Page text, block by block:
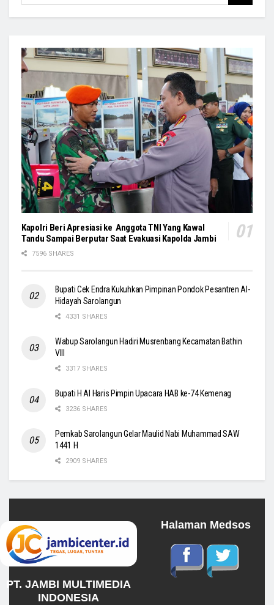
Kapolri Beri Apresiasi ke Anggota TNI Yang Kawal
Tandu Sampai Berputar Saat Evakuasi Kapolda Jambi
7596 SHARES
Bupati Cek Endra Kukuhkan Pimpinan Pondok Pesantren Al-
Hidayah Sarolangun
4331 SHARES
Wabup Sarolangun Hadiri Musrenbang Kecamatan Bathin
VIII
3317 SHARES
Bupati H Al Haris Pimpin Upacara HAB ke-74 Kemenag
3236 SHARES
Pemkab Sarolangun Gelar Maulid Nabi Muhammad SAW
1441 H
2909 SHARES
PT. JAMBI MULTIMEDIA
INDONESIA
Halaman Medsos